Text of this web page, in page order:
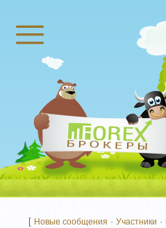
[ Новые сообщения ·Участники ·